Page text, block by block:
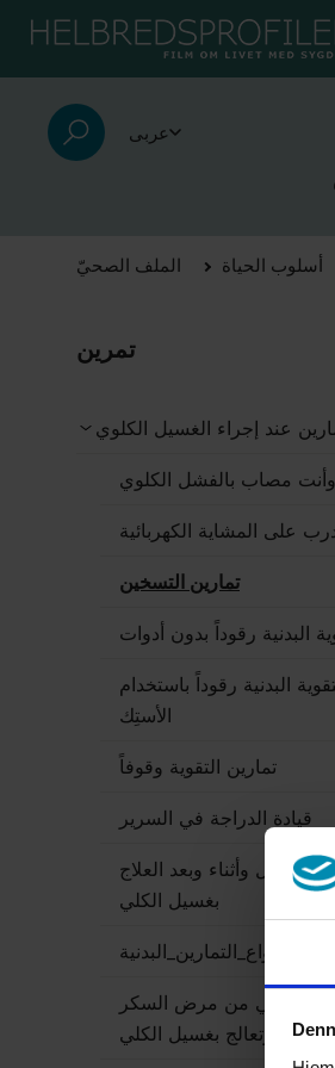
عربى
الملف الصحيّ أسلوب الحياة
تمرين
عند إجراء الغسيل الكلوي
وأنت مصاب بالفشل الكلوي
على المشاية الكهربائية
تمارين التسخين
البدنية رقوداً بدون أدوات
البدنية رقوداً باستخدام
الأستِك
تمارين التقوية وقوفاً
قيادة الدراجة في السرير
قبل وأثناء وبعد العلاج
بغسيل الكلي
أنواع_التمارين_البدنية
وأنت تعاني من مرض السكر
وتعالج بغسيل الكلي